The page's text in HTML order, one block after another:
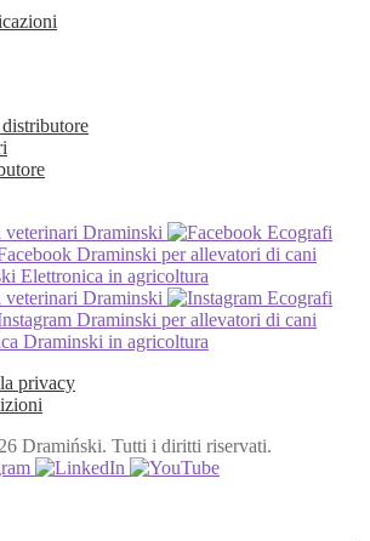
veterinari Draminski
Ecografi
Draminski per allevatori di cani
Elettronica in agricoltura
veterinari Draminski
Ecografi
Draminski per allevatori di cani
Draminski in agricoltura
privacy
Dramiński. Tutti i diritti riservati.